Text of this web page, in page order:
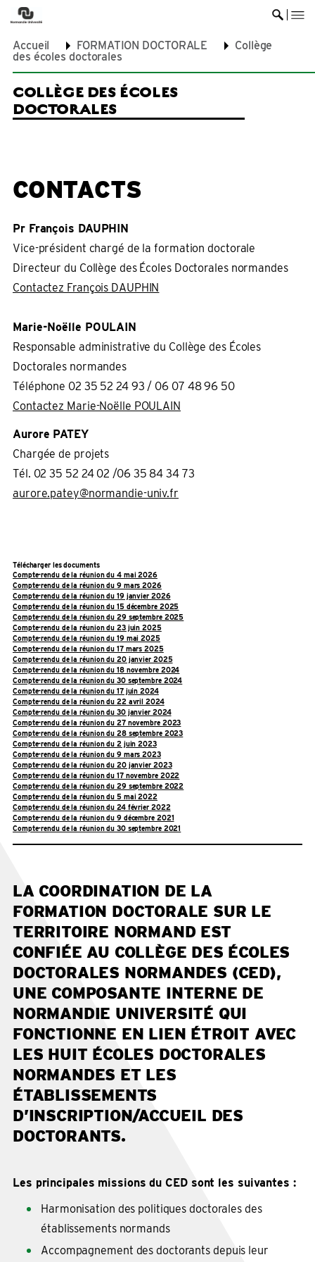
Accueil FORMATION DOCTORALE
Collège
des écoles doctorales
COLLÈGE DES ÉCOLES
DOCTORALES
CONTACTS
Pr François DAUPHIN
Vice-président chargé de la formation doctorale
Directeur du Collège des Écoles Doctorales normandes
Contactez François DAUPHIN
Marie-Noëlle POULAIN
Responsable administrative du Collège des Écoles
Doctorales normandes
Téléphone 02 35 52 24 93 / 06 07 48 96 50
Contactez Marie-Noëlle POULAIN
Aurore PATEY
Chargée de projets
Tél. 02 35 52 24 02 /06 35 84 34 73
aurore.patey@normandie-univ.fr
Télécharger les documents
Compte-rendu de la réunion du 4 mai 2026
Compte-rendu de la réunion du 9 mars 2026
Compte-rendu de la réunion du 19 janvier 2026
Compte-rendu de la réunion du 15 décembre 2025
Compte-rendu de la réunion du 29 septembre 2025
Compte-rendu de la réunion du 23 juin 2025
Compte-rendu de la réunion du 19 mai 2025
Compte-rendu de la réunion du 17 mars 2025
Compte-rendu de la réunion du 20 janvier 2025
Compte-rendu de la réunion du 18 novembre 2024
Compte-rendu de la réunion du 30 septembre 2024
Compte-rendu de la réunion du 17 juin 2024
Compte-rendu de la réunion du 22 avril 2024
Compte-rendu de la réunion du 30 janvier 2024
Compte-rendu de la réunion du 27 novembre 2023
Compte-rendu de la réunion du 28 septembre 2023
Compte-rendu de la réunion du 2 juin 2023
Compte-rendu de la réunion du 9 mars 2023
Compte-rendu de la réunion du 20 janvier 2023
Compte-rendu de la réunion du 17 novembre 2022
Compte-rendu de la réunion du 29 septembre 2022
Compte-rendu de la réunion du 5 mai 2022
Compte-rendu de la réunion du 24 février 2022
Compte-rendu de la réunion du 9 décembre 2021
Compte-rendu de la réunion du 30 septembre 2021
LA COORDINATION DE LA
FORMATION DOCTORALE SUR LE
TERRITOIRE NORMAND EST
CONFIÉE AU COLLÈGE DES ÉCOLES
DOCTORALES NORMANDES (CED),
UNE COMPOSANTE INTERNE DE
NORMANDIE UNIVERSITÉ QUI
FONCTIONNE EN LIEN ÉTROIT AVEC
LES HUIT ÉCOLES DOCTORALES
NORMANDES ET LES
ÉTABLISSEMENTS
D’INSCRIPTION/ACCUEIL DES
DOCTORANTS.
Les principales missions du CED sont les suivantes :
Harmonisation des politiques doctorales des
établissements normands
Accompagnement des doctorants depuis leur